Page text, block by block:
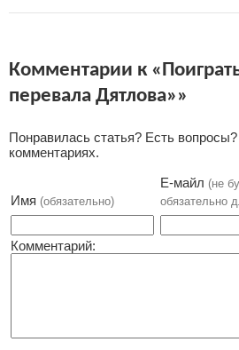
Комментарии к
перевала Дятлова»»
Понравилась статья? Есть
комментариях.
Имя (обязательно)
Е-майл (не
обязательно
Комментарий: